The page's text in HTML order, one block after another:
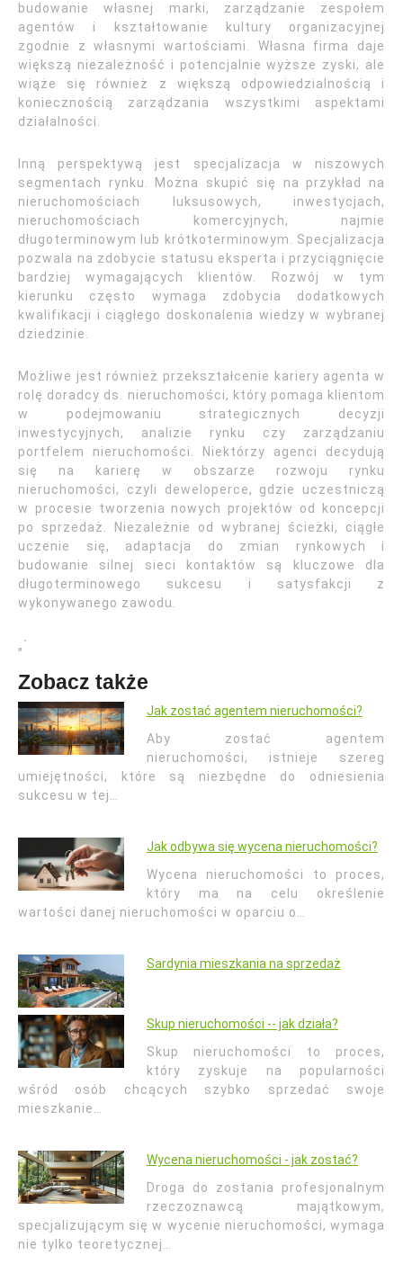
budowanie własnej marki, zarządzanie zespołem
agentów i kształtowanie kultury organizacyjnej
zgodnie z własnymi wartościami. Własna firma daje
większą niezależność i potencjalnie wyższe zyski, ale
wiąże się również z większą odpowiedzialnością i
koniecznością zarządzania wszystkimi aspektami
działalności.
Inną perspektywą jest specjalizacja w niszowych
segmentach rynku. Można skupić się na przykład na
nieruchomościach luksusowych, inwestycjach,
nieruchomościach komercyjnych, najmie
długoterminowym lub krótkoterminowym. Specjalizacja
pozwala na zdobycie statusu eksperta i przyciągnięcie
bardziej wymagających klientów. Rozwój w tym
kierunku często wymaga zdobycia dodatkowych
kwalifikacji i ciągłego doskonalenia wiedzy w wybranej
dziedzinie.
Możliwe jest również przekształcenie kariery agenta w
rolę doradcy ds. nieruchomości, który pomaga klientom
w podejmowaniu strategicznych decyzji
inwestycyjnych, analizie rynku czy zarządzaniu
portfelem nieruchomości. Niektórzy agenci decydują
się na karierę w obszarze rozwoju rynku
nieruchomości, czyli deweloperce, gdzie uczestniczą
w procesie tworzenia nowych projektów od koncepcji
po sprzedaż. Niezależnie od wybranej ścieżki, ciągłe
uczenie się, adaptacja do zmian rynkowych i
budowanie silnej sieci kontaktów są kluczowe dla
długoterminowego sukcesu i satysfakcji z
wykonywanego zawodu.
„`
Zobacz także
Jak zostać agentem nieruchomości?
Aby zostać agentem
nieruchomości, istnieje szereg
umiejętności, które są niezbędne do odniesienia
sukcesu w tej…
Jak odbywa się wycena nieruchomości?
Wycena nieruchomości to proces,
który ma na celu określenie
wartości danej nieruchomości w oparciu o…
Sardynia mieszkania na sprzedaż
Skup nieruchomości -- jak działa?
Skup nieruchomości to proces,
który zyskuje na popularności
wśród osób chcących szybko sprzedać swoje
mieszkanie…
Wycena nieruchomości - jak zostać?
Droga do zostania profesjonalnym
rzeczoznawcą majątkowym,
specjalizującym się w wycenie nieruchomości, wymaga
nie tylko teoretycznej…